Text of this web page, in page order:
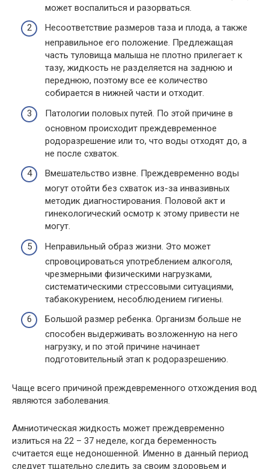
может воспалиться и разорваться.
Несоответствие размеров таза и плода, а также
неправильное его положение. Предлежащая
часть туловища малыша не плотно прилегает к
тазу, жидкость не разделяется на заднюю и
переднюю, поэтому все ее количество
собирается в нижней части и отходит.
Патологии половых путей. По этой причине в
основном происходит преждевременное
родоразрешение или то, что воды отходят до, а
не после схваток.
Вмешательство извне. Преждевременно воды
могут отойти без схваток из-за инвазивных
методик диагностирования. Половой акт и
гинекологический осмотр к этому привести не
могут.
Неправильный образ жизни. Это может
спровоцироваться употреблением алкоголя,
чрезмерными физическими нагрузками,
систематическими стрессовыми ситуациями,
табакокурением, несоблюдением гигиены.
Большой размер ребенка. Организм больше не
способен выдерживать возложенную на него
нагрузку, и по этой причине начинает
подготовительный этап к родоразрешению.
Чаще всего причиной преждевременного отхождения вод
являются заболевания.
Амниотическая жидкость может преждевременно
излиться на 22 – 37 неделе, когда беременность
считается еще недоношенной. Именно в данный период
следует тщательно следить за своим здоровьем и